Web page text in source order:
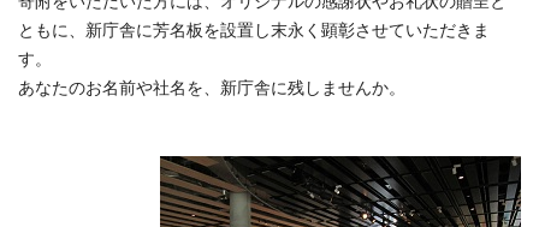
ともに、新庁舎に芳名板を設置し末永く顕彰させていただきま
す。
あなたのお名前や社名を、新庁舎に残しませんか。